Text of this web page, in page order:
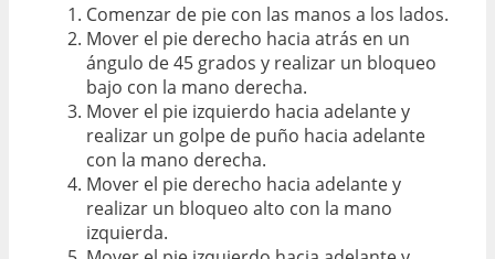
Comenzar de pie con las manos a los lados.
Mover el pie derecho hacia atrás en un
ángulo de 45 grados y realizar un bloqueo
bajo con la mano derecha.
Mover el pie izquierdo hacia adelante y
realizar un golpe de puño hacia adelante
con la mano derecha.
Mover el pie derecho hacia adelante y
realizar un bloqueo alto con la mano
izquierda.